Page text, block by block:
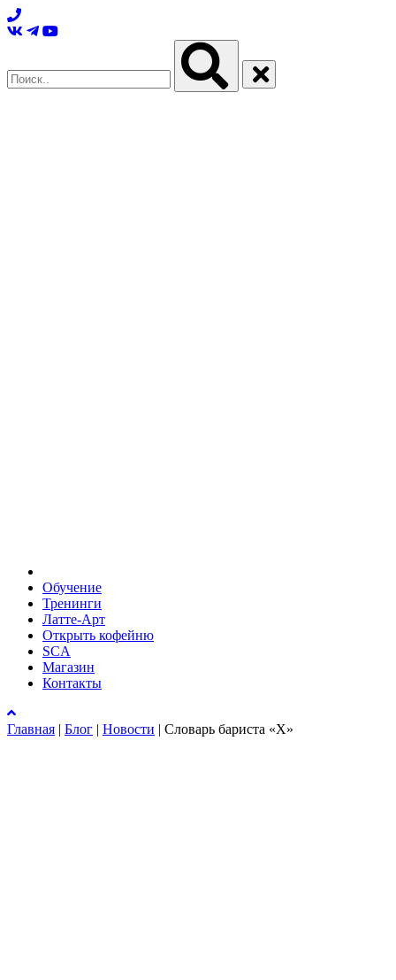
Обучение
Тренинги
Латте-Арт
Открыть кофейню
SCA
Магазин
Контакты
Главная | Блог | Новости | Словарь бариста «Х»